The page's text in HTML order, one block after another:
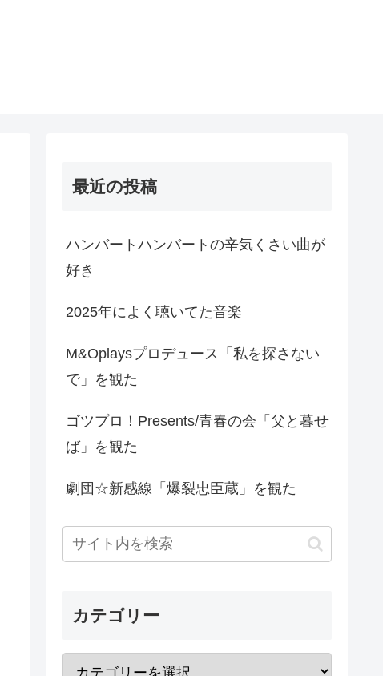
最近の投稿
ハンバートハンバートの辛気くさい曲が
好き
2025年によく聴いてた音楽
M&Oplaysプロデュース「私を探さない
で」を観た
ゴツプロ！Presents/青春の会「父と暮せ
ば」を観た
劇団☆新感線「爆裂忠臣蔵」を観た
カテゴリー